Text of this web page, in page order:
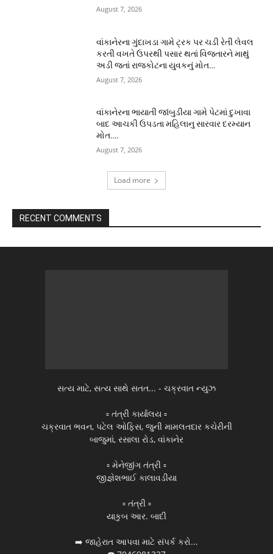
August 7, 2026
વાંકાનેરના ગુંદાખડા ગામે ટ્રક પર ચડી રેતી લેવલ
કરતી વખતે ઉપરથી પસાર થતાં વિજતારને માથું
અડી જતાં રાજકોટના યુવકનું મોત…
August 7, 2026
વાંકાનેરના ભાયાતી જાંબુડીયા ગામે પેટમાં દુખાવા
બાદ આચકી ઉપડતા મહિલાનુ સારવાર દરમ્યાન
મોત….
August 7, 2026
Load more
RECENT COMMENTS
સત્ય માટે, સત્ય સાથે સતત... - ચક્રવાત ન્યુઝ
▫️ તંત્રી કાર્યાલય ▫️
ચક્રવાત ભવન, પટેલ ઓફિસ, જુની મામલતદાર કચેરીની
બાજુમાં, રસાલા રોડ, વાંકાનેર
▫️ મેનેજીંગ તંત્રી ▫️
જીજ્ઞેશભાઈ કાલાવડીયા
▫️ તંત્રી ▫️
યાકુબ આર. બાદી
➡️ જાહેરાત આપવા માટે સંપર્ક કરો...